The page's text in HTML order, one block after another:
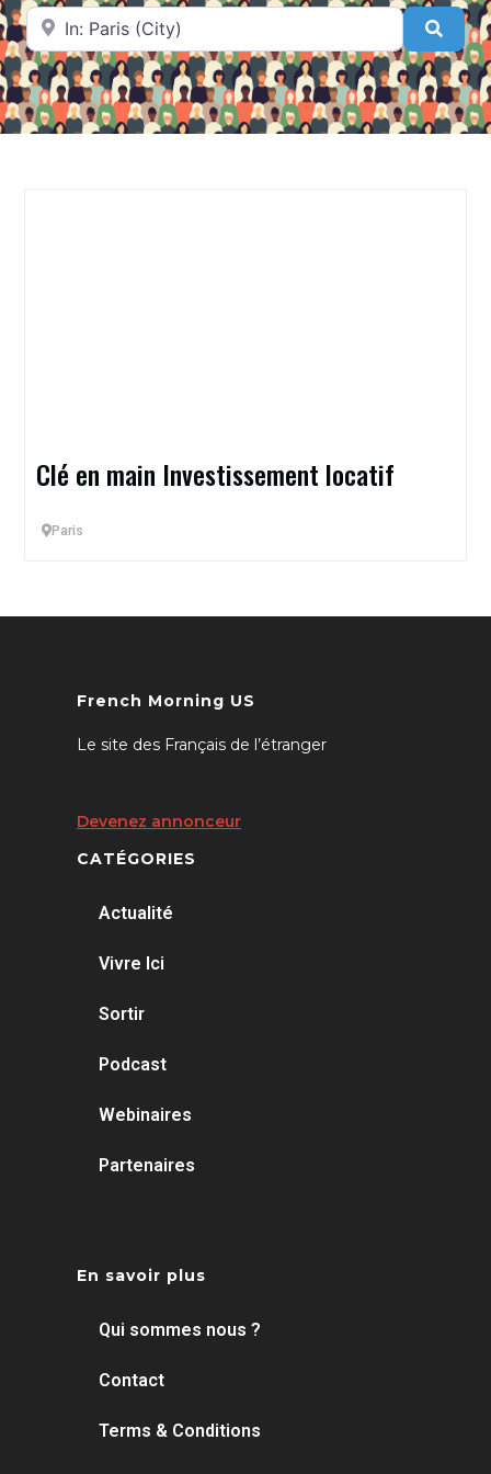
A proximité de
Clé en main Investissement locatif
Paris
French Morning US
Le site des Français de l’étranger
Devenez annonceur
CATÉGORIES
Actualité
Vivre Ici
Sortir
Podcast
Webinaires
Partenaires
En savoir plus
Qui sommes nous ?
Contact
Terms & Conditions